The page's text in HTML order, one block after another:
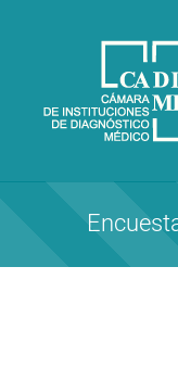
CA.DI.ME.
Cámara de